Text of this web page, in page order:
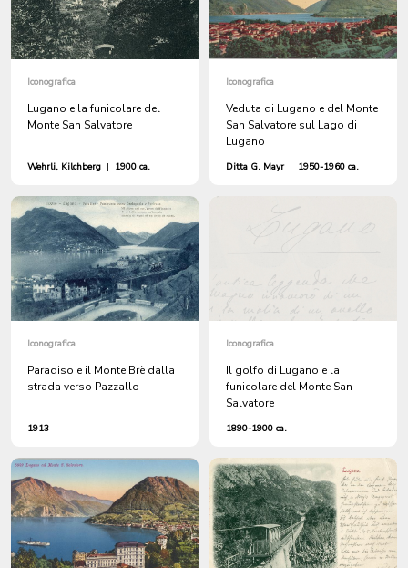
Iconografica
Lugano e la funicolare del
Monte San Salvatore
Wehrli, Kilchberg | 1900 ca.
Iconografica
Veduta di Lugano e del Monte
San Salvatore sul Lago di
Lugano
Ditta G. Mayr | 1950-1960 ca.
Iconografica
Paradiso e il Monte Brè dalla
strada verso Pazzallo
1913
Iconografica
Il golfo di Lugano e la
funicolare del Monte San
Salvatore
1890-1900 ca.